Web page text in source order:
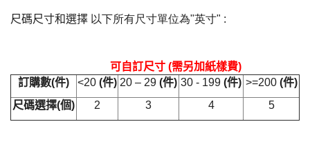
尺碼尺寸和選擇 以下所有尺寸單位為"英寸" :
可自訂尺寸 (需另加紙樣費)
訂購數(件) <20 (件) 20 – 29 (件) 30 - 199 (件) >=200 (件)
尺碼選擇(個) 2 3 4 5